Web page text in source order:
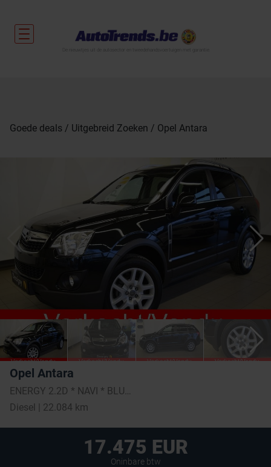
Goede deals Uitgebreid Zoeken Opel Antara
Opel Antara
Diesel | 22.084 km
17.475 EUR
Oninbare btw